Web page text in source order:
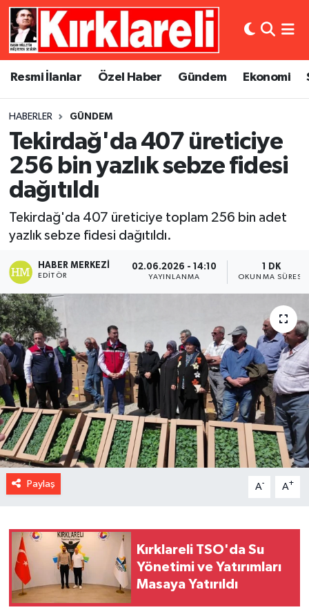
Resmi İlanlar Özel Haber Gündem Ekonomi
HABERLER GÜNDEM
Tekirdağ'da 407 üreticiye
256 bin yazlık sebze fidesi
dağıtıldı
Tekirdağ'da 407 üreticiye toplam 256 bin adet
yazlık sebze fidesi dağıtıldı.
HABER MERKEZI
EDITÖR
02.06.2026 - 14:10
YAYINLANMA
1 DK
OKUNMA SÜRESI
Paylaş A- A+
Kırklareli TSO'da Su
Yönetimi ve Yatırımları
Masaya Yatırıldı
Resmi İlanlar
Gündem
Ekonomi
Siyaset
Spor
Asayiş
Dünya
Eğitim
Kültür Sanat
Magazin
Medya
Sağlık
Künye
Gizlilik Sözleşmesi
Merkez Nöbetçi Eczaneler
Merkez Trafik Yoğunluk Haritası
Süper Lig Puan Durumu ve Fikstür
Tüm Manşetler
Son Dakika Haberleri
Haber Arşivi